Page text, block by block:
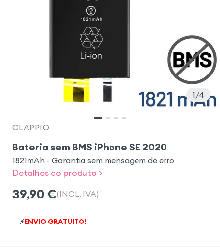
1 4
CLAPPIO
Bateria sem BMS iPhone SE 2020
1821mAh - Garantia sem mensagem de erro
Detalhes do produto >
39,90 €(INCL. IVA)
⚡ENVIO GRATUITO!